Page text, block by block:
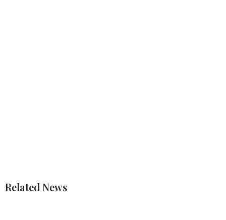
Related News